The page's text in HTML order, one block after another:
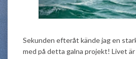
Sekunden efteråt kände jag en
med på detta galna projekt! Livet